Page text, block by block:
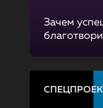
Зачем